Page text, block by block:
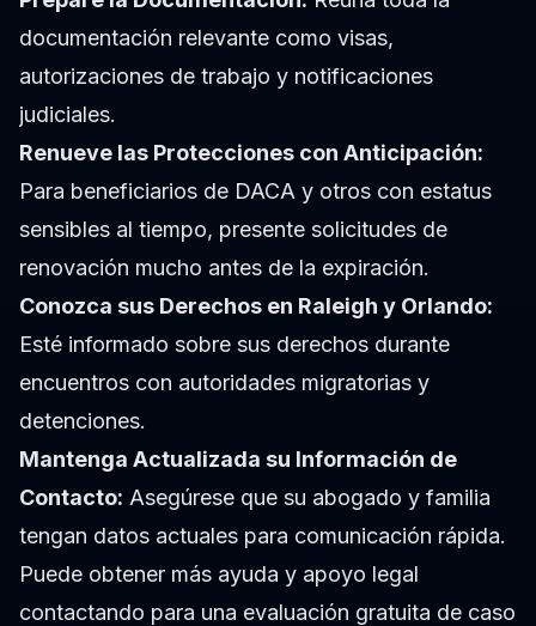
documentación relevante como visas,
autorizaciones de trabajo y notificaciones
judiciales.
Renueve las Protecciones con Anticipación:
Para beneficiarios de DACA y otros con estatus
sensibles al tiempo, presente solicitudes de
renovación mucho antes de la expiración.
Conozca sus Derechos en Raleigh y Orlando:
Esté informado sobre sus derechos durante
encuentros con autoridades migratorias y
detenciones.
Mantenga Actualizada su Información de
Contacto: Asegúrese que su abogado y familia
tengan datos actuales para comunicación rápida.
Puede obtener más ayuda y apoyo legal
contactando para una evaluación gratuita de caso